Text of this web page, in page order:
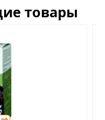
товары